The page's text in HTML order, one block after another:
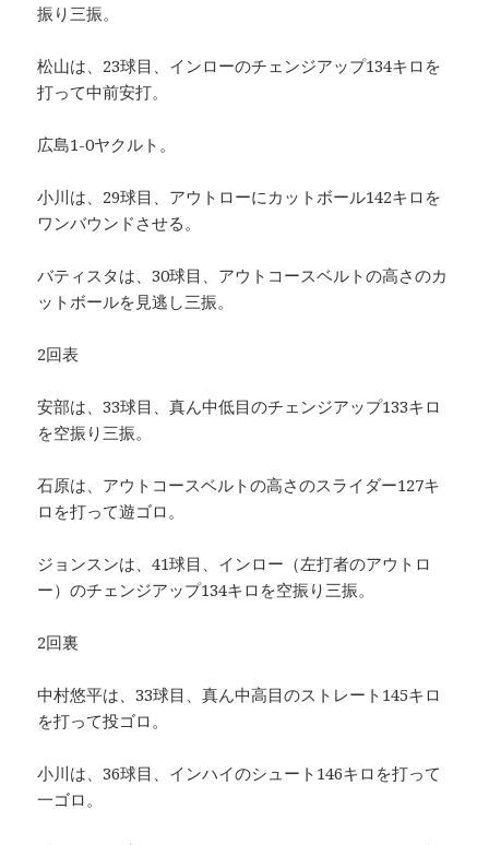
振り三振。
松山は、23球目、インローのチェンジアップ134キロを
打って中前安打。
広島1-0ヤクルト。
小川は、29球目、アウトローにカットボール142キロを
ワンバウンドさせる。
バティスタは、30球目、アウトコースベルトの高さのカ
ットボールを見逃し三振。
2回表
安部は、33球目、真ん中低目のチェンジアップ133キロ
を空振り三振。
石原は、アウトコースベルトの高さのスライダー127キ
ロを打って遊ゴロ。
ジョンスンは、41球目、インロー（左打者のアウトロ
ー）のチェンジアップ134キロを空振り三振。
2回裏
中村悠平は、33球目、真ん中高目のストレート145キロ
を打って投ゴロ。
小川は、36球目、インハイのシュート146キロを打って
一ゴロ。